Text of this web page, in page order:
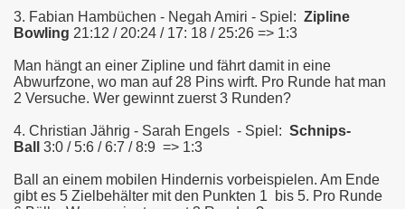
3. Fabian Hambüchen - Negah Amiri - Spiel: Zipline
Bowling 21:12 / 20:24 / 17: 18 / 25:26 => 1:3
Man hängt an einer Zipline und fährt damit in eine
Abwurfzone, wo man auf 28 Pins wirft. Pro Runde hat man
2 Versuche. Wer gewinnt zuerst 3 Runden?
4. Christian Jährig - Sarah Engels - Spiel: Schnips-
Ball
3:0 / 5:6 / 6:7 / 8:9 => 1:3
Ball an einem mobilen Hindernis vorbeispielen. Am Ende
gibt es 5 Zielbehälter mit den Punkten 1 bis 5. Pro Runde